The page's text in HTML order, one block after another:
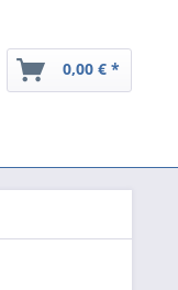
0,00 € *